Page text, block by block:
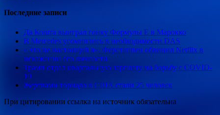
Последние записи
Да Кошта выиграл гонку Формулы Е в Марокко
В Mercedes усомнились в необходимости DAS
«Это не настоящий я». Ферстаппен обвинил Netflix в
искажении его личности
Трамп отдал квартальную зарплату на борьбу с COVID-
19
Жертвами торнадо в США стали 25 человек
При цитировании ссылка на источник обязательна